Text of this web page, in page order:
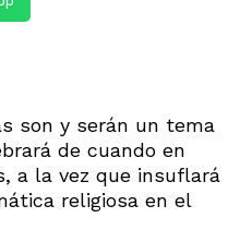
son y serán un tema
de cuando en
a la vez que insuflará
religiosa en el